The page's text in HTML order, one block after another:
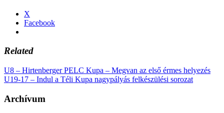
X
Facebook
Related
U8 – Hirtenberger PELC Kupa – Megvan az első érmes helyezés
U19-17 – Indul a Téli Kupa nagypályás felkészülési sorozat
Archívum